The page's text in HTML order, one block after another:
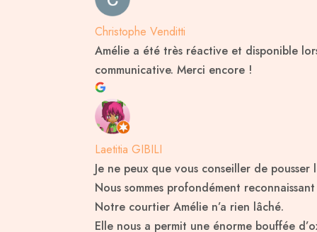
Christophe Venditti
Amélie a été très réactive et disponible
communicative. Merci encore !
Laetitia GIBILI
Je ne peux que vous conseiller de
Nous sommes profondément
Notre courtier Amélie n’a rien lâché.
Elle nous a permit une énorme bouffée